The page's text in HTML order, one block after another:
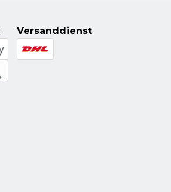
Versanddienst